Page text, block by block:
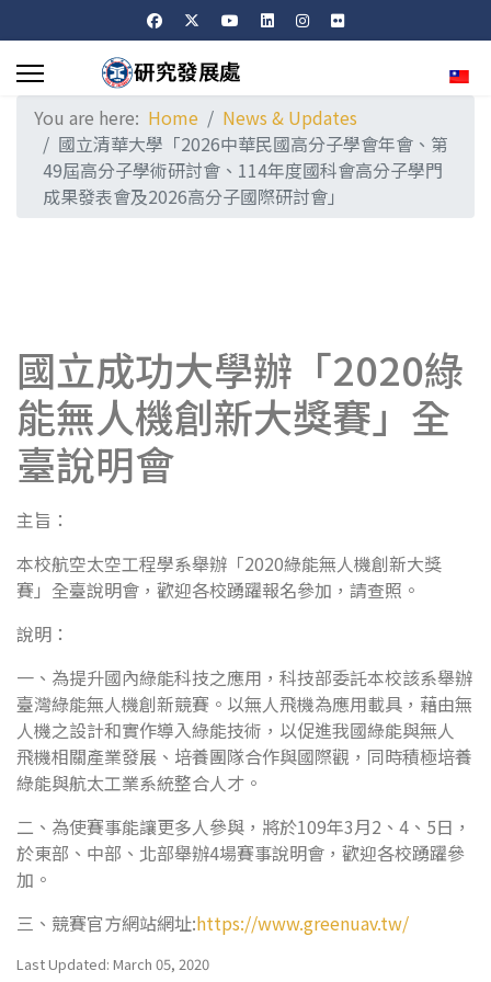
You are here: Home
News & Updates
國立清華大學「2026中華民國高分子學會年會、第
49屆高分子學術研討會、114年度國科會高分子學門
成果發表會及2026高分子國際研討會」
國立成功大學辦「2020綠
能無人機創新大獎賽」全
臺說明會
主旨：
本校航空太空工程學系舉辦「2020綠能無人機創新大獎
賽」全臺說明會，歡迎各校踴躍報名參加，請查照。
說明：
一、為提升國內綠能科技之應用，科技部委託本校該系舉辦
臺灣綠能無人機創新競賽。以無人飛機為應用載具，藉由無
人機之設計和實作導入綠能技術，以促進我國綠能與無人
飛機相關產業發展、培養團隊合作與國際觀，同時積極培養
綠能與航太工業系統整合人才。
二、為使賽事能讓更多人參與，將於109年3月2、4、5日，
於東部、中部、北部舉辦4場賽事說明會，歡迎各校踴躍參
加。
三、競賽官方網站網址:https://www.greenuav.tw/
Last Updated: March 05, 2020